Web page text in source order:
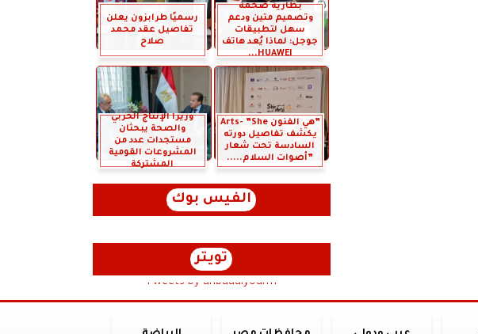
بطارية ضخمة
وتصميم متين ودعم
سهل لتطبيقات
جوجل: لماذا يُعد هاتف
HUAWEI...
رسميًا طرابزون يعلن
تفاصيل عقد محمد
صلاح
”هي الفنون Arts- ”She
يكشف تفاصيل دورته
السادسة تحت شعار
”أصوات السلام.....
وزيرا الإنتاج الحربي
والصحة يبحثان
مستجدات عدد من
المشروعات القومية
المشتركة
الفيس بوك
تويتر
Tweets by anbaaalyoum1